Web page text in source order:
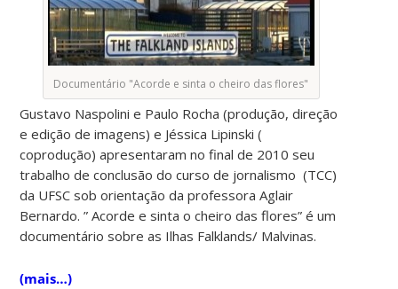
Documentário "Acorde e sinta o cheiro das flores"
Gustavo Naspolini e Paulo Rocha (produção, direção
e edição de imagens) e Jéssica Lipinski (
coprodução) apresentaram no final de 2010 seu
trabalho de conclusão do curso de jornalismo (TCC)
da UFSC sob orientação da professora Aglair
Bernardo. ” Acorde e sinta o cheiro das flores” é um
documentário sobre as Ilhas Falklands/ Malvinas.
(mais…)